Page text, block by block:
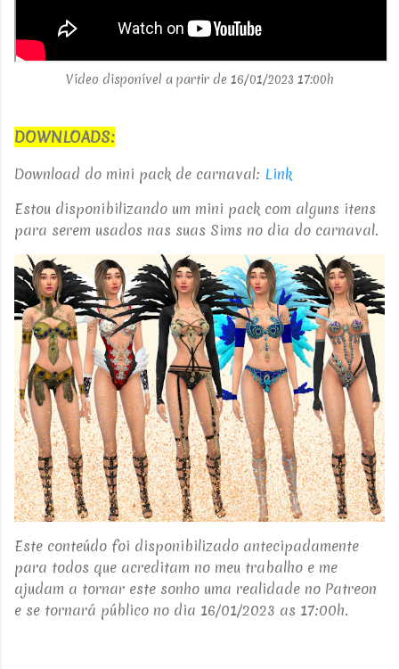
Vídeo disponível a partir de 16/01/2023 17:00h
DOWNLOADS:
Download do mini pack de carnaval: Link
Estou disponibilizando um mini pack com alguns itens
para serem usados nas suas Sims no dia do carnaval.
Este conteúdo foi disponibilizado antecipadamente
para todos que acreditam no meu trabalho e me
ajudam a tornar este sonho uma realidade no Patreon
e se tornará público no dia 16/01/2023 as 17:00h.